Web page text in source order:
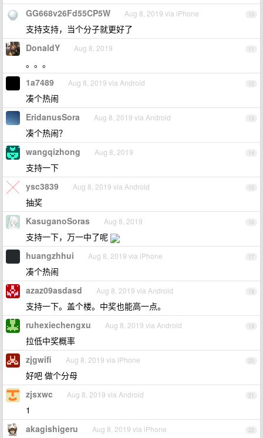
10
GG668v26Fd55CP5W Aug 8, 2019 via iPhone
支持支持，当个分子就更好了
11
DonaldY Aug 8, 2019
。。。
12
1a7489 Aug 8, 2019 via Android
凑个热闹
13
EridanusSora Aug 8, 2019 via Android
凑个热闹？
14
wangqizhong Aug 8, 2019
支持一下
15
ysc3839 Aug 8, 2019 via Android
抽奖
16
KasuganoSoras Aug 8, 2019
支持一下，万一中了呢
17
huangzhhui Aug 8, 2019 via iPhone
凑个热闹
18
azaz09asdasd Aug 8, 2019 via Android
支持一下。盖个楼。中奖也能高一点。
19
ruhexiechengxu Aug 8, 2019 via Android
拉低中奖概率
20
zjgwifi Aug 8, 2019 via iPhone
好吧 做个分母
21
zjsxwc Aug 8, 2019 via Android
1
22
akagishigeru Aug 8, 2019 via iPhone